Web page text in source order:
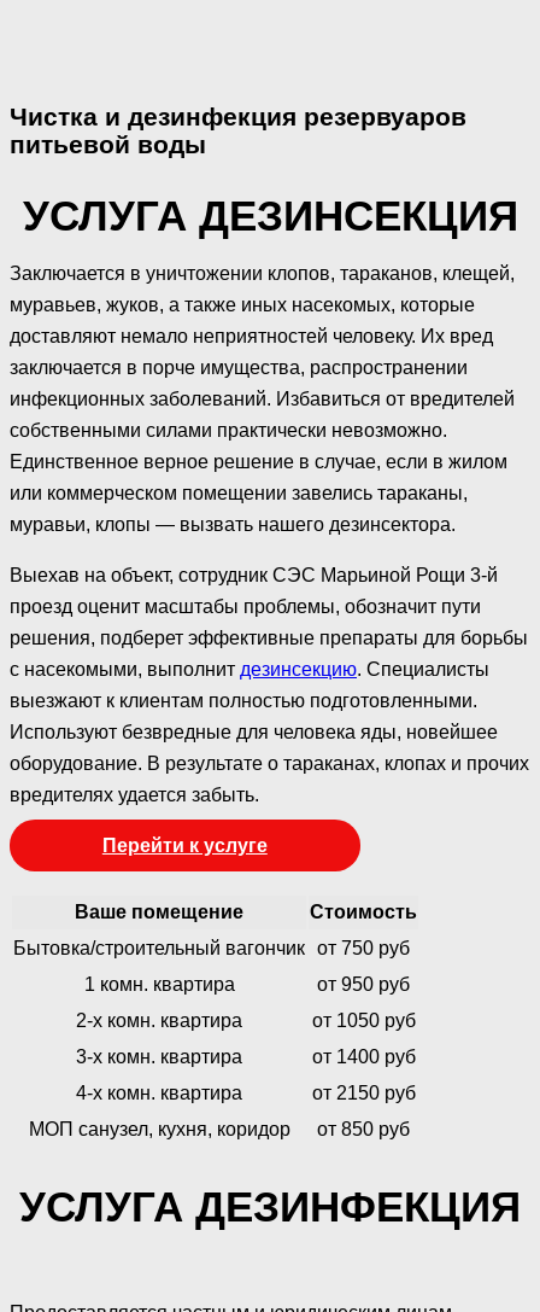
Чистка и дезинфекция резервуаров
питьевой воды
УСЛУГА ДЕЗИНСЕКЦИЯ
Заключается в уничтожении клопов, тараканов, клещей,
муравьев, жуков, а также иных насекомых, которые
доставляют немало неприятностей человеку. Их вред
заключается в порче имущества, распространении
инфекционных заболеваний. Избавиться от вредителей
собственными силами практически невозможно.
Единственное верное решение в случае, если в жилом
или коммерческом помещении завелись тараканы,
муравьи, клопы — вызвать нашего дезинсектора.
Выехав на объект, сотрудник СЭС Марьиной Рощи 3-й
проезд оценит масштабы проблемы, обозначит пути
решения, подберет эффективные препараты для борьбы
с насекомыми, выполнит дезинсекцию. Специалисты
выезжают к клиентам полностью подготовленными.
Используют безвредные для человека яды, новейшее
оборудование. В результате о тараканах, клопах и прочих
вредителях удается забыть.
Перейти к услуге
Ваше помещение
Стоимость
Бытовка/строительный вагончик от 750 руб
1 комн. квартира
от 950 руб
2-х комн. квартира
от 1050 руб
3-х комн. квартира
от 1400 руб
4-х комн. квартира
от 2150 руб
МОП санузел, кухня, коридор
от 850 руб
УСЛУГА ДЕЗИНФЕКЦИЯ